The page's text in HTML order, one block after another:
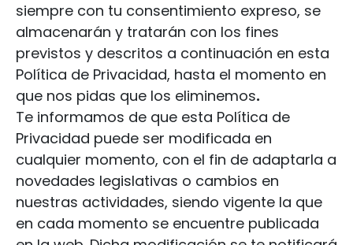
siempre con tu consentimiento expreso, se
almacenarán y tratarán con los fines
previstos y descritos a continuación en esta
Política de Privacidad, hasta el momento en
que nos pidas que los eliminemos.
Te informamos de que esta Política de
Privacidad puede ser modificada en
cualquier momento, con el fin de adaptarla a
novedades legislativas o cambios en
nuestras actividades, siendo vigente la que
en cada momento se encuentre publicada